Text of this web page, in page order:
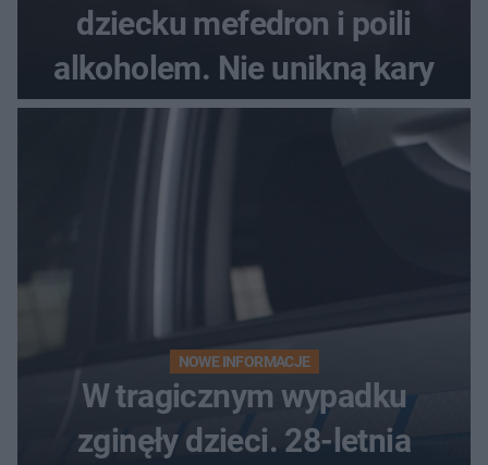
dziecku mefedron i poili
alkoholem. Nie unikną kary
NOWE INFORMACJE
W tragicznym wypadku
zginęły dzieci. 28-letnia